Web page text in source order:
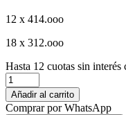
12 x 414.ooo
18 x 312.ooo
Hasta 12 cuotas sin
Cantidad
Añadir al carrito
Comprar por WhatsApp